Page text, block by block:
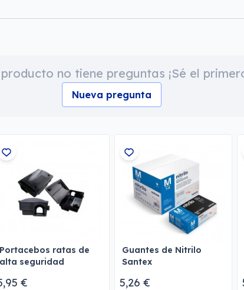
no tiene preguntas ¡Sé el
Nueva pregunta
Portacebos ratas de
alta seguridad
€
Guantes de Nitrilo
Santex
5,26 €